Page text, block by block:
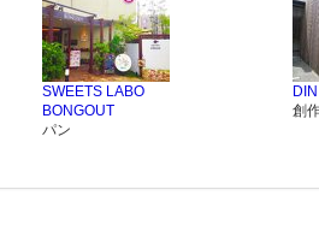
SWEETS LABO
BONGOUT
パン
創